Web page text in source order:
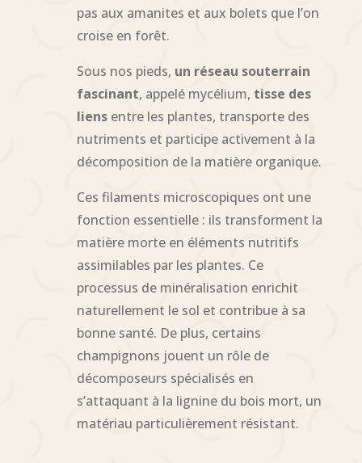
pas aux amanites et aux bolets que l’on
croise en forêt.
Sous nos pieds, un réseau souterrain
fascinant, appelé mycélium, tisse des
liensentre les plantes, transporte des
nutriments et participe activement à la
décomposition de la matière organique.
Ces filaments microscopiques ont une
fonction essentielle : ils transforment la
matière morte en éléments nutritifs
assimilables par les plantes. Ce
processus de minéralisation enrichit
naturellement le sol et contribue à sa
bonne santé. De plus, certains
champignons jouent un rôle de
décomposeurs spécialisés en
s’attaquant à la lignine du bois mort, un
matériau particulièrement résistant.